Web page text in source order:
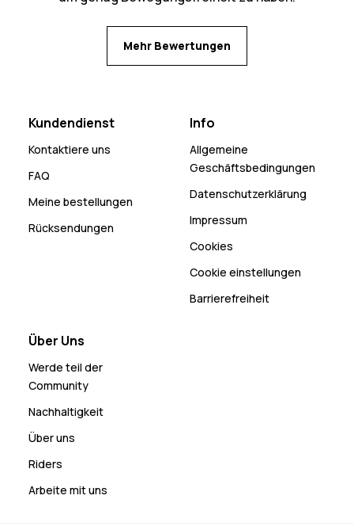
Mehr Bewertungen
Kundendienst
Kontaktiere uns
FAQ
Meine bestellungen
Rücksendungen
Info
Allgemeine
Geschäftsbedingungen
Datenschutzerklärung
Impressum
Cookies
Cookie einstellungen
Barrierefreiheit
Über Uns
Werde teil der
Community
Nachhaltigkeit
Über uns
Riders
Arbeite mit uns